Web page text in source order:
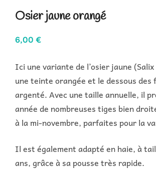
Osier jaune orangé
6,00 €
Ici une variante de l’osier jaune
une teinte orangée et le dessous des
argenté. Avec une taille annuelle, il
année de nombreuses tiges bien
à la mi-novembre, parfaites pour la
Il est également adapté en haie, à
ans, grâce à sa pousse très rapide.